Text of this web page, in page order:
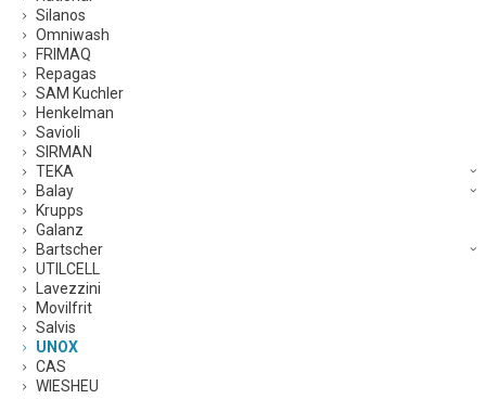
Silanos
Omniwash
FRIMAQ
Repagas
SAM Kuchler
Henkelman
Savioli
SIRMAN
TEKA
Balay
Krupps
Galanz
Bartscher
UTILCELL
Lavezzini
Movilfrit
Salvis
UNOX
CAS
WIESHEU